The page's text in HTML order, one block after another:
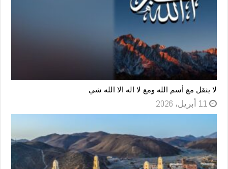
لا يثقل مع أسم الله ومع لا اله الا الله شي
11 أبريل، 2026